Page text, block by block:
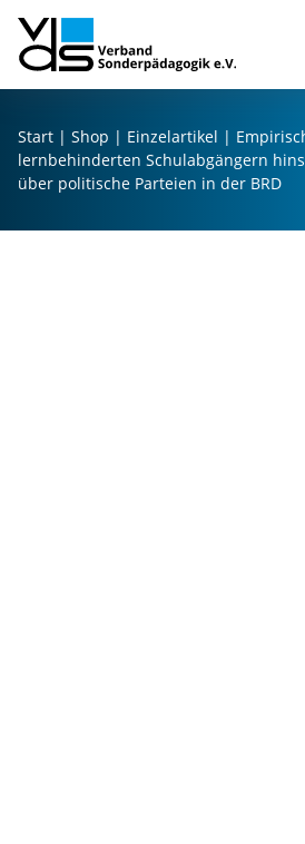
h
Start | Shop | Einzelartikel |
lernbehinderten Schulabgängern
über politische Parteien in der BRD